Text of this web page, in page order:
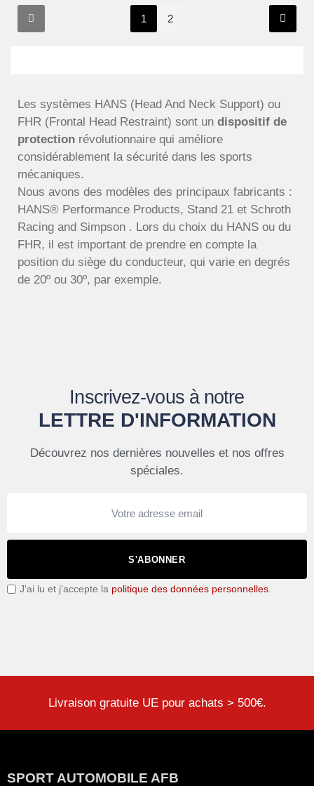
1 2
Les systèmes HANS (Head And Neck Support) ou
FHR (Frontal Head Restraint) sont un dispositif de
protection révolutionnaire qui améliore
considérablement la sécurité dans les sports
mécaniques.
Nous avons des modèles des principaux fabricants :
HANS® Performance Products, Stand 21 et Schroth
Racing and Simpson . Lors du choix du HANS ou du
FHR, il est important de prendre en compte la
position du siège du conducteur, qui varie en degrés
de 20º ou 30º, par exemple.
Inscrivez-vous à notre
LETTRE D'INFORMATION
Découvrez nos dernières nouvelles et nos offres
spéciales.
S'ABONNER
J'ai lu et j'accepte la politique des données personnelles
Livraison gratuite UE pour achats > 500€.
SPORT AUTOMOBILE AFB